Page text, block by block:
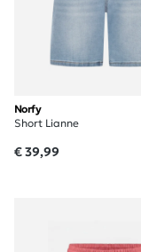
Norfy
Short Lianne
€ 39,99